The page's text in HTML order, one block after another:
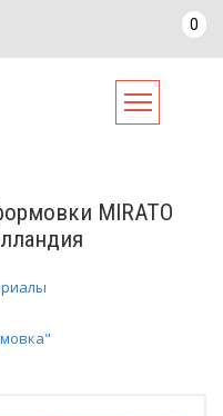
0
MIRATO